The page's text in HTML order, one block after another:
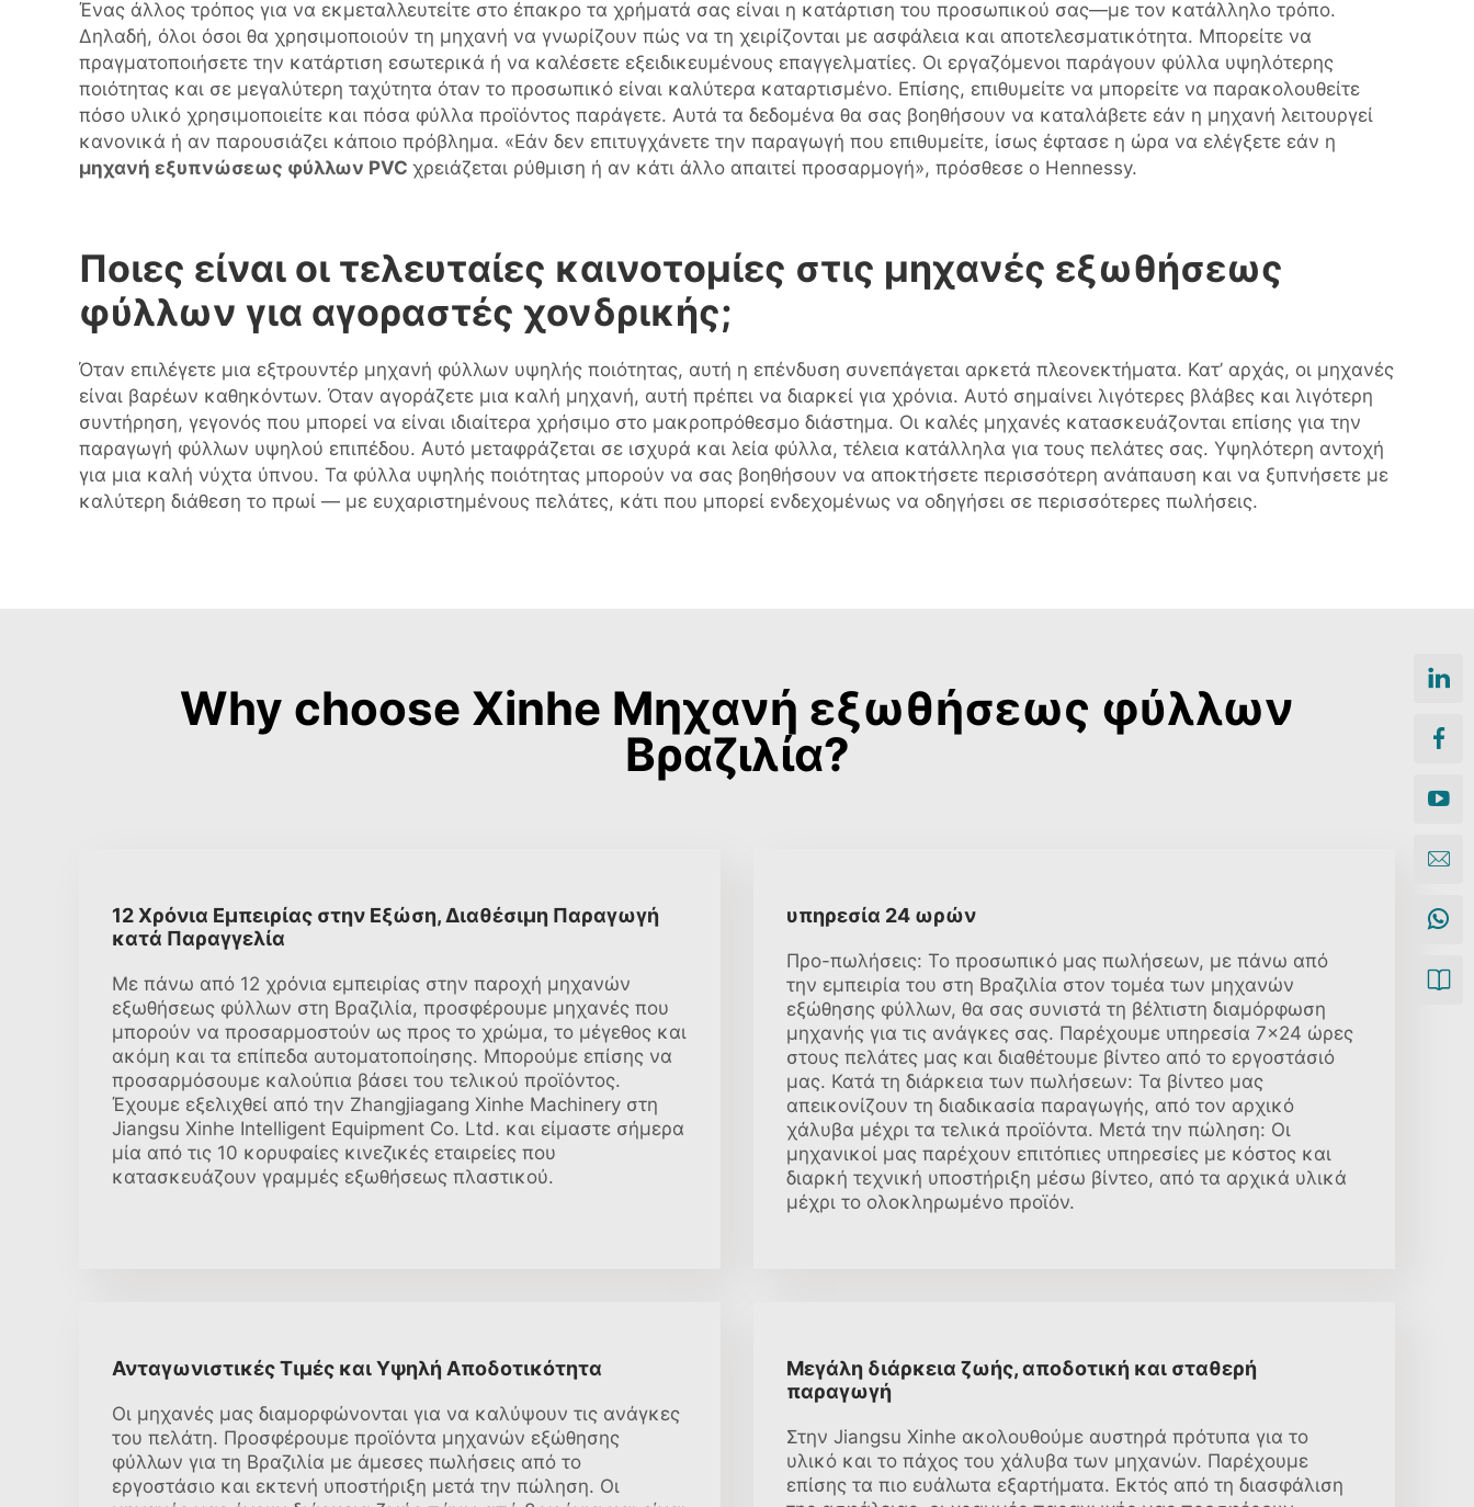
Ένας άλλος τρόπος για να εκμεταλλευτείτε στο έπακρο τα χρήματά σας είναι η κατάρτιση του προσωπικού σας—με τον κατάλληλο τρόπο.
Δηλαδή, όλοι όσοι θα χρησιμοποιούν τη μηχανή να γνωρίζουν πώς να τη χειρίζονται με ασφάλεια και αποτελεσματικότητα. Μπορείτε να
πραγματοποιήσετε την κατάρτιση εσωτερικά ή να καλέσετε εξειδικευμένους επαγγελματίες. Οι εργαζόμενοι παράγουν φύλλα υψηλότερης
ποιότητας και σε μεγαλύτερη ταχύτητα όταν το προσωπικό είναι καλύτερα καταρτισμένο. Επίσης, επιθυμείτε να μπορείτε να παρακολουθείτε
πόσο υλικό χρησιμοποιείτε και πόσα φύλλα προϊόντος παράγετε. Αυτά τα δεδομένα θα σας βοηθήσουν να καταλάβετε εάν η μηχανή λειτουργεί
κανονικά ή αν παρουσιάζει κάποιο πρόβλημα. «Εάν δεν επιτυγχάνετε την παραγωγή που επιθυμείτε, ίσως έφτασε η ώρα να ελέγξετε εάν η
μηχανή εξυπνώσεως φύλλων PVC χρειάζεται ρύθμιση ή αν κάτι άλλο απαιτεί προσαρμογή», πρόσθεσε ο Hennessy.
Ποιες είναι οι τελευταίες καινοτομίες στις μηχανές εξωθήσεως
φύλλων για αγοραστές χονδρικής;
Όταν επιλέγετε μια εξτρουντέρ μηχανή φύλλων υψηλής ποιότητας, αυτή η επένδυση συνεπάγεται αρκετά πλεονεκτήματα. Κατ’ αρχάς, οι μηχανές
είναι βαρέων καθηκόντων. Όταν αγοράζετε μια καλή μηχανή, αυτή πρέπει να διαρκεί για χρόνια. Αυτό σημαίνει λιγότερες βλάβες και λιγότερη
συντήρηση, γεγονός που μπορεί να είναι ιδιαίτερα χρήσιμο στο μακροπρόθεσμο διάστημα. Οι καλές μηχανές κατασκευάζονται επίσης για την
παραγωγή φύλλων υψηλού επιπέδου. Αυτό μεταφράζεται σε ισχυρά και λεία φύλλα, τέλεια κατάλληλα για τους πελάτες σας. Υψηλότερη αντοχή
για μια καλή νύχτα ύπνου. Τα φύλλα υψηλής ποιότητας μπορούν να σας βοηθήσουν να αποκτήσετε περισσότερη ανάπαυση και να ξυπνήσετε με
καλύτερη διάθεση το πρωί — με ευχαριστημένους πελάτες, κάτι που μπορεί ενδεχομένως να οδηγήσει σε περισσότερες πωλήσεις.
Why choose Xinhe Μηχανή εξωθήσεως φύλλων
Βραζιλία?
12 Χρόνια Εμπειρίας στην Εξώση, Διαθέσιμη Παραγωγή
κατά Παραγγελία
Με πάνω από 12 χρόνια εμπειρίας στην παροχή μηχανών
εξωθήσεως φύλλων στη Βραζιλία, προσφέρουμε μηχανές που
μπορούν να προσαρμοστούν ως προς το χρώμα, το μέγεθος και
ακόμη και τα επίπεδα αυτοματοποίησης. Μπορούμε επίσης να
προσαρμόσουμε καλούπια βάσει του τελικού προϊόντος.
Έχουμε εξελιχθεί από την Zhangjiagang Xinhe Machinery στη
Jiangsu Xinhe Intelligent Equipment Co. Ltd. και είμαστε σήμερα
μία από τις 10 κορυφαίες κινεζικές εταιρείες που
κατασκευάζουν γραμμές εξωθήσεως πλαστικού.
υπηρεσία 24 ωρών
Προ-πωλήσεις: Το προσωπικό μας πωλήσεων, με πάνω από
την εμπειρία του στη Βραζιλία στον τομέα των μηχανών
εξώθησης φύλλων, θα σας συνιστά τη βέλτιστη διαμόρφωση
μηχανής για τις ανάγκες σας. Παρέχουμε υπηρεσία 7×24 ώρες
στους πελάτες μας και διαθέτουμε βίντεο από το εργοστάσιό
μας. Κατά τη διάρκεια των πωλήσεων: Τα βίντεο μας
απεικονίζουν τη διαδικασία παραγωγής, από τον αρχικό
χάλυβα μέχρι τα τελικά προϊόντα. Μετά την πώληση: Οι
μηχανικοί μας παρέχουν επιτόπιες υπηρεσίες με κόστος και
διαρκή τεχνική υποστήριξη μέσω βίντεο, από τα αρχικά υλικά
μέχρι το ολοκληρωμένο προϊόν.
Ανταγωνιστικές Τιμές και Υψηλή Αποδοτικότητα
Οι μηχανές μας διαμορφώνονται για να καλύψουν τις ανάγκες
του πελάτη. Προσφέρουμε προϊόντα μηχανών εξώθησης
φύλλων για τη Βραζιλία με άμεσες πωλήσεις από το
εργοστάσιο και εκτενή υποστήριξη μετά την πώληση. Οι
Μεγάλη διάρκεια ζωής, αποδοτική και σταθερή
παραγωγή
Στην Jiangsu Xinhe ακολουθούμε αυστηρά πρότυπα για το
υλικό και το πάχος του χάλυβα των μηχανών. Παρέχουμε
επίσης τα πιο ευάλωτα εξαρτήματα. Εκτός από τη διασφάλιση